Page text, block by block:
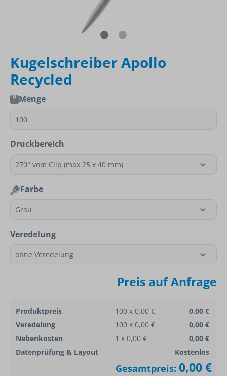
Kugelschreiber Apollo
Recycled
Menge
Druckbereich
Farbe
Veredelung
Preis auf Anfrage
Produktpreis 100 x 0,00 €
0,00 €
Veredelung
100 x 0,00 €
0,00 €
Nebenkosten
1 x 0,00 €
0,00 €
Datenprüfung & Layout
Kostenlos
Gesamtpreis: 0,00 €